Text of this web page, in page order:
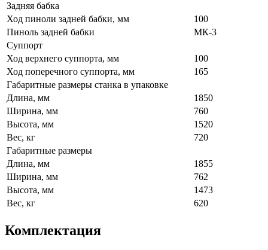
Задняя бабка
Ход пиноли задней бабки, мм
100
Пиноль задней бабки
МК-3
Суппорт
Ход верхнего суппорта, мм
100
Ход поперечного суппорта, мм
165
Габаритные размеры станка в упаковке
Длина, мм
1850
Ширина, мм
760
Высота, мм
1520
Вес, кг
720
Габаритные размеры
Длина, мм
1855
Ширина, мм
762
Высота, мм
1473
Вес, кг
620
Комплектация